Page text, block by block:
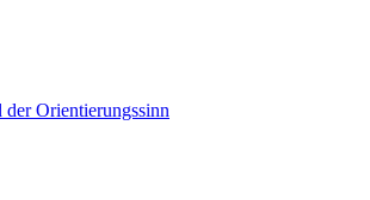
Orientierungssinn